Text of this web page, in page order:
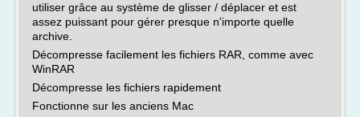
utiliser grâce au système de glisser / déplacer et est
assez puissant pour gérer presque n'importe quelle
archive.
Décompresse facilement les fichiers RAR, comme avec
WinRAR
Décompresse les fichiers rapidement
Fonctionne sur les anciens Mac